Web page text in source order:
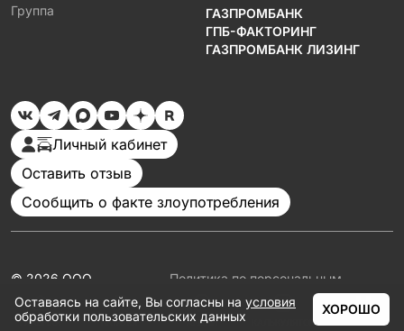
ГЛАВНАЯ КАТАЛОГ АКЦИИ КАЛЬКУЛЯТОР
Оставаясь на сайте, Вы согласны на условия
обработки пользовательских данных
ХОРОШО
Группа
ГАЗПРОМБАНК
ГПБ-ФАКТОРИНГ
ГАЗПРОМБАНК ЛИЗИНГ
Личный кабинет
Оставить отзыв
Сообщить о факте злоупотребления
© 2026 ООО
Автолизинг»
Политика по персональным
Документация
Партнеры